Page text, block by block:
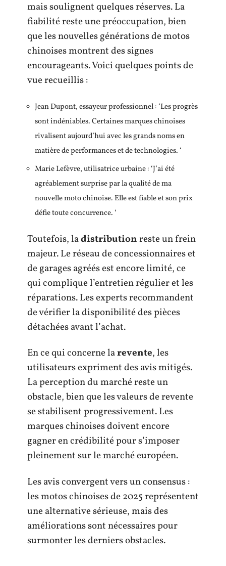
mais soulignent quelques réserves. La
fiabilité reste une préoccupation, bien
que les nouvelles générations de motos
chinoises montrent des signes
encourageants. Voici quelques points de
vue recueillis :
Jean Dupont, essayeur professionnel : ‘Les progrès
sont indéniables. Certaines marques chinoises
rivalisent aujourd’hui avec les grands noms en
matière de performances et de technologies. ‘
Marie Lefèvre, utilisatrice urbaine : ‘J’ai été
agréablement surprise par la qualité de ma
nouvelle moto chinoise. Elle est fiable et son prix
défie toute concurrence. ‘
Toutefois, ladistributionreste un frein
majeur. Le réseau de concessionnaires et
de garages agréés est encore limité, ce
qui complique l’entretien régulier et les
réparations. Les experts recommandent
de vérifier la disponibilité des pièces
détachées avant l’achat.
En ce qui concerne larevente, les
utilisateurs expriment des avis mitigés.
La perception du marché reste un
obstacle, bien que les valeurs de revente
se stabilisent progressivement. Les
marques chinoises doivent encore
gagner en crédibilité pour s’imposer
pleinement sur le marché européen.
Les avis convergent vers un consensus :
les motos chinoises de 2025 représentent
une alternative sérieuse, mais des
améliorations sont nécessaires pour
surmonter les derniers obstacles.